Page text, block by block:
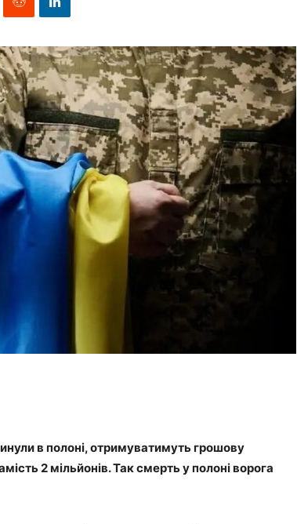
в полоні, отримуватимуть грошову
2 мільйонів. Так смерть у полоні ворога